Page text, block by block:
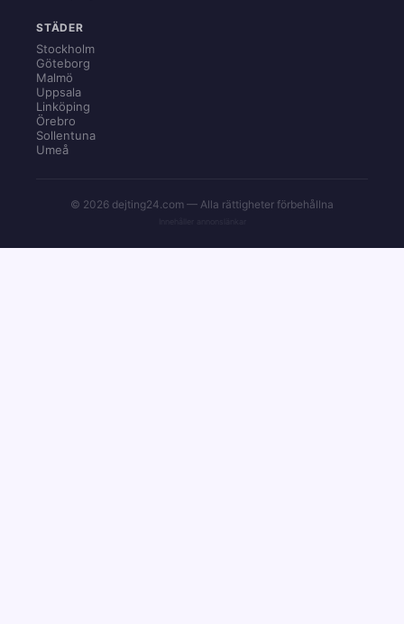
STÄDER
Stockholm
Göteborg
Malmö
Uppsala
Linköping
Örebro
Sollentuna
Umeå
© 2026 dejting24.com — Alla rättigheter förbehållna